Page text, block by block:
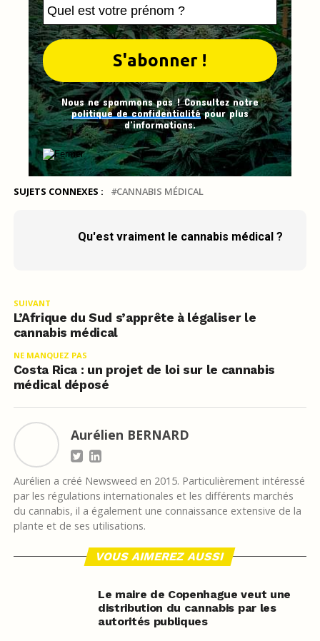
Nous ne spammons pas ! Consultez notre
politique de confidentialitépour plus
d’informations.
SUJETS CONNEXES : CANNABIS MÉDICAL
Qu'est vraiment le cannabis médical ?
SUIVANT
L’Afrique du Sud s’apprête à légaliser le
cannabis médical
NE MANQUEZ PAS
Costa Rica : un projet de loi sur le cannabis
médical déposé
Aurélien BERNARD
Aurélien a créé Newsweed en 2015. Particulièrement intéressé
par les régulations internationales et les différents marchés
du cannabis, il a également une connaissance extensive de la
plante et de ses utilisations.
VOUS AIMEREZ AUSSI
Le maire de Copenhague veut une
distribution du cannabis par les
autorités publiques